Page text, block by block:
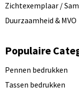
Zichtexemplaar /
Duurzaamheid & MVO
Populaire
Pennen bedrukken
Tassen bedrukken